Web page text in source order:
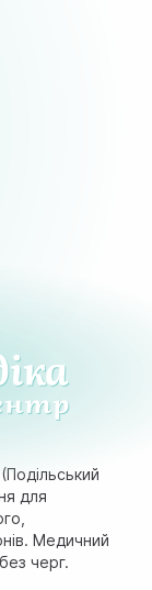
для
Медичний
черг.